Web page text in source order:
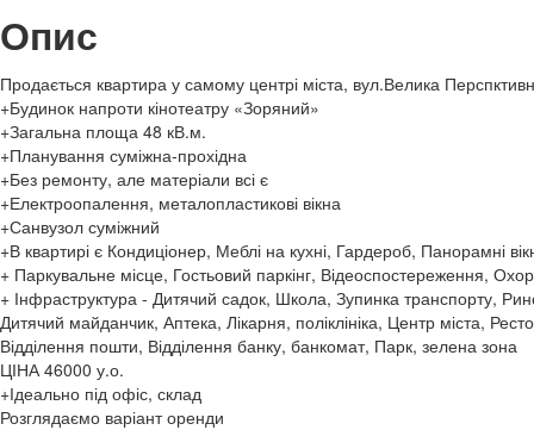
Опис
Продається квартира у самому центрі міста, вул.Велика
+Будинок напроти кінотеатру «Зоряний»
+Загальна площа 48 кВ.м.
+Планування суміжна-прохідна
+Без ремонту, але матеріали всі є
+Електроопалення, металопластикові вікна
+Санвузол суміжний
+В квартирі є Кондиціонер, Меблі на кухні, Гардероб, Панорамні
+ Паркувальне місце, Гостьовий паркінг, Відеоспостереження,
+ Інфраструктура - Дитячий садок, Школа, Зупинка транспорту,
Дитячий майданчик, Аптека, Лікарня, поліклініка, Центр міста,
Відділення пошти, Відділення банку, банкомат, Парк, зелена зона
ЦІНА 46000 у.о.
+Ідеально під офіс, склад
Розглядаємо варіант оренди